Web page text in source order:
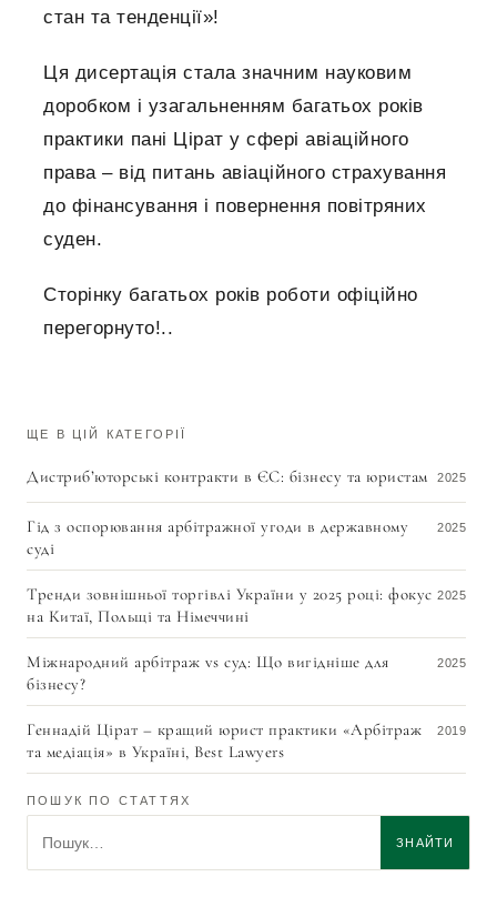
стан та тенденції»!
Ця дисертація стала значним науковим
доробком і узагальненням багатьох років
практики пані Цірат у сфері авіаційного
права – від питань авіаційного страхування
до фінансування і повернення повітряних
суден.
Сторінку багатьох років роботи офіційно
перегорнуто!..
ЩЕ В ЦІЙ КАТЕГОРІЇ
Дистриб’юторські контракти в ЄС: бізнесу та юристам 2025
Гід з оспорювання арбітражної угоди в державному
суді
2025
Тренди зовнішньої торгівлі України у 2025 році: фокус
на Китаї, Польщі та Німеччині
2025
Міжнародний арбітраж vs суд: Що вигідніше для
бізнесу?
2025
Геннадій Цірат – кращий юрист практики «Арбітраж
та медіація» в Україні, Best Lawyers
2019
Оскаржити підозру? Що потрібно врахувати
Геннадій Цірат обраний національним кореспондентом
України в ЮНСІТРАЛ
2017
ПОШУК ПО СТАТТЯХ
ЗНАЙТИ